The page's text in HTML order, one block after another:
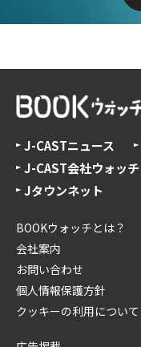
J-CASTニュース
J-CAST会社ウォッチ
Jタウンネット
BOOKウォッチとは？
会社案内
お問い合わせ
個人情報保護方針
クッキーの利用について